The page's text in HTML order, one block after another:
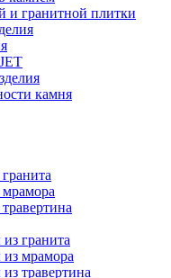
и гранитной плитки
камня
гранита
мрамора
травертина